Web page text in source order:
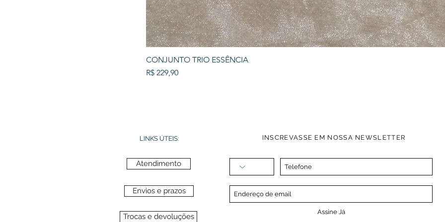
CONJUNTO TRIO ESSÊNCIA
Preço
R$ 229,90
LINKS ÚTEIS:
Atendimento
Envios e prazos
Trocas e devoluções
INSCREVASSE EM NOSSA NEWSLETTER
Assine Já